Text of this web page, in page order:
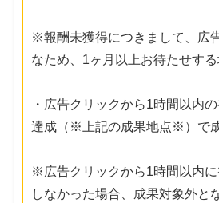
※報酬未獲得につきまして、広
なため、1ヶ月以上お待たせす
・広告クリックから1時間以内
達成（※上記の成果地点※）で
※広告クリックから1時間以内
しなかった場合、成果対象外と